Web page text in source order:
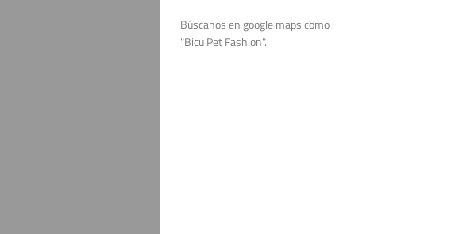
Búscanos en google maps como
"Bicu Pet Fashion".